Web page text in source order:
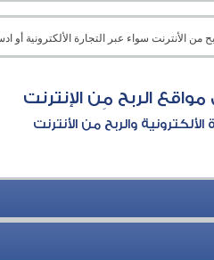
الأنترنت سواء عبر التجارة الألكترونية أو
الربح مِن الإنترنت
الألكترونية والربح من الأنترنت